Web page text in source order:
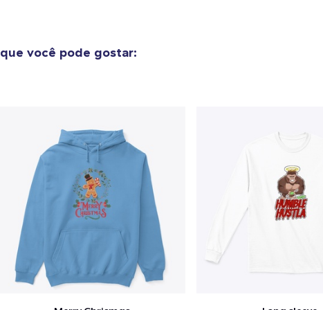
que você pode gostar: